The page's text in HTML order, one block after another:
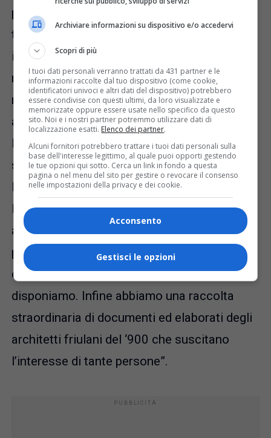
pubblico e l’altro per il personale dedicato al
trasporto delle opere. In totale verranno
investiti 2,5 milioni di euro per renderlo
nuovo. “Al momento del nostro insediamento
nel 2018, si trovava in cattive condizioni –
analizza il vicesindaco Michelini -.
Rifacciamo anche il tetto dato che ci sono
stati episodi di infiltrazioni di acqua”.
Esprime la propria soddisfazione anche
l’assessore Cigolot. “Ci mancavano spazi
adeguati per valorizzare le opere di nostra
proprietà. La biblioteca d’arte permetterà la
conservazione dei 30.000 volumi di cui
disponiamo. Infine abbiamo una raccolta
straordinaria di documenti ed elaborati degli
architetti friulani del ‘900 che suscitano
l’interesse di tante persone”.
Archiviare informazioni su dispositivo e/o accedervi
Scopri di più
I tuoi dati personali verranno trattati da 431 partner e le
informazioni raccolte dal tuo dispositivo (come cookie,
identificatori univoci e altri dati del dispositivo) potrebbero
essere condivise con questi ultimi, da loro visualizzate e
memorizzate oppure essere usate nello specifico da questo
sito. Noi e i nostri partner potremmo utilizzare dati di
localizzazione esatti. Elenco dei partner.
Alcuni fornitori potrebbero trattare i tuoi dati personali sulla
base dell'interesse legittimo, al quale puoi opporti gestendo
le tue opzioni qui sotto. Cerca un link in fondo a questa
pagina o nel menu del sito per gestire o revocare il consenso
nelle impostazioni della privacy e dei cookie.
Acconsento
Gestisci le opzioni